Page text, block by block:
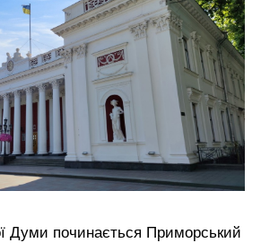
Думи починається Приморський